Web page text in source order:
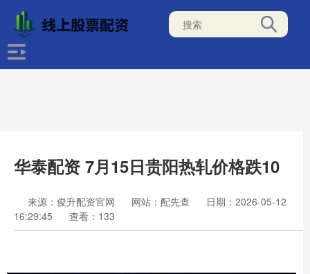
华泰配资 7月15日贵阳热轧价格跌10
来源：俊升配资官网 网站：配先查
日期：2026-05-12
16:29:45
查看：133